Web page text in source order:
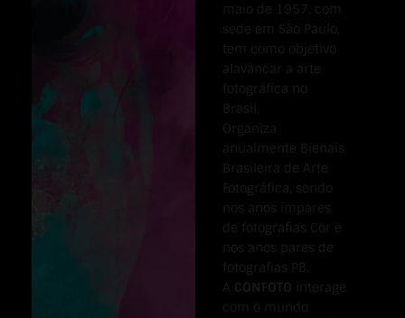
maio de 1957, com
sede em São Paulo,
tem como objetivo
alavancar a arte
fotográfica no
Brasil.
Organiza
anualmente Bienais
Brasileira de Arte
Fotográfica, sendo
nos anos impares
de fotografias Cor e
nos anos pares de
fotografias PB.
A CONFOTO interage
com o mundo